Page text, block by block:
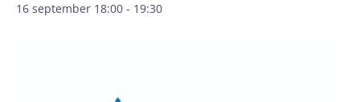
16 september 18:00 - 19:30